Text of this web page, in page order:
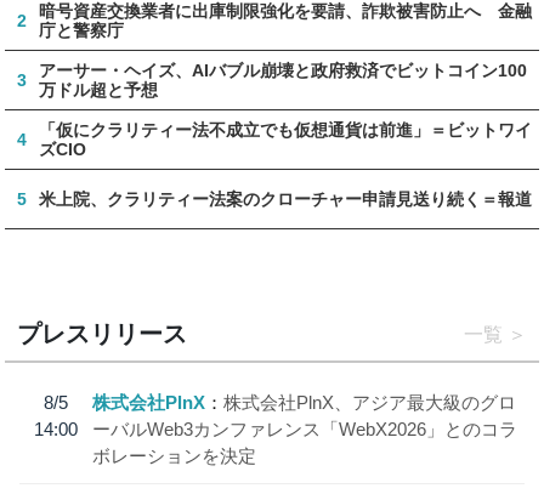
2
暗号資産交換業者に出庫制限強化を要請、詐欺被害防止へ 金融
庁と警察庁
3
アーサー・ヘイズ、AIバブル崩壊と政府救済でビットコイン100
万ドル超と予想
4
「仮にクラリティー法不成立でも仮想通貨は前進」＝ビットワイ
ズCIO
5 米上院、クラリティー法案のクローチャー申請見送り続く＝報道
プレスリリース 一覧
8/5
14:00
株式会社PlnX
株式会社PlnX、アジア最大級のグロ
ーバルWeb3カンファレンス「WebX2026」とのコラ
ボレーションを決定